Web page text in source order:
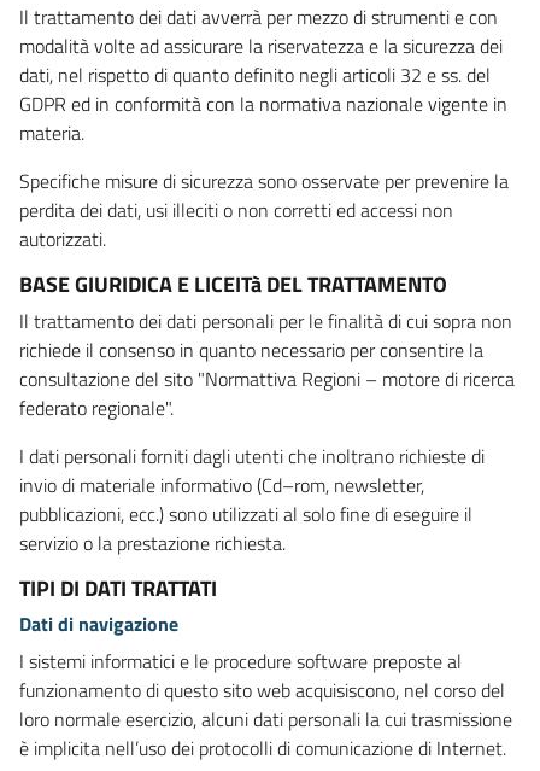
Il trattamento dei dati avverrà per mezzo di strumenti e con
modalità volte ad assicurare la riservatezza e la sicurezza dei
dati, nel rispetto di quanto definito negli articoli 32 e ss. del
GDPR ed in conformità con la normativa nazionale vigente in
materia.
Specifiche misure di sicurezza sono osservate per prevenire la
perdita dei dati, usi illeciti o non corretti ed accessi non
autorizzati.
BASE GIURIDICA E LICEITà DEL TRATTAMENTO
Il trattamento dei dati personali per le finalità di cui sopra non
richiede il consenso in quanto necessario per consentire la
consultazione del sito "Normattiva Regioni – motore di ricerca
federato regionale".
I dati personali forniti dagli utenti che inoltrano richieste di
invio di materiale informativo (Cd–rom, newsletter,
pubblicazioni, ecc.) sono utilizzati al solo fine di eseguire il
servizio o la prestazione richiesta.
TIPI DI DATI TRATTATI
Dati di navigazione
I sistemi informatici e le procedure software preposte al
funzionamento di questo sito web acquisiscono, nel corso del
loro normale esercizio, alcuni dati personali la cui trasmissione
è implicita nell’uso dei protocolli di comunicazione di Internet.